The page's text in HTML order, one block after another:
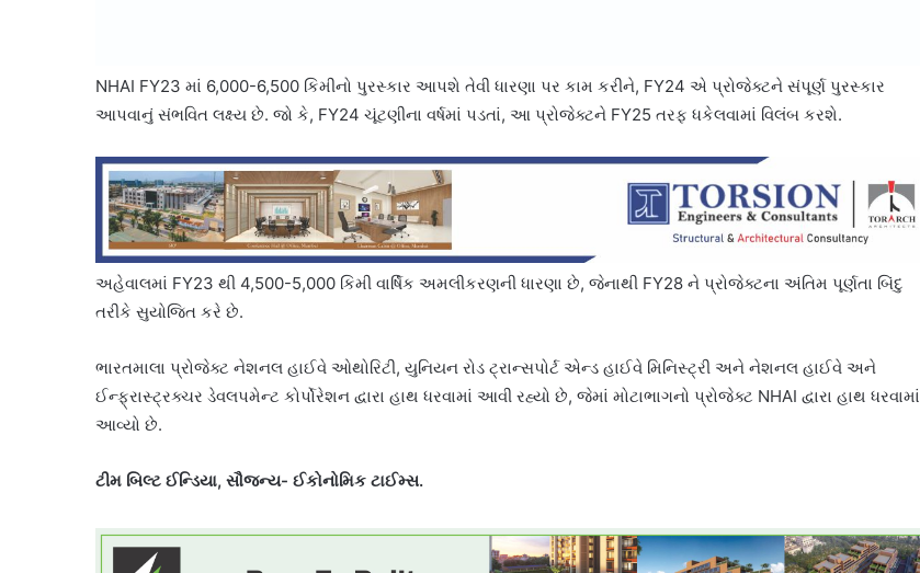
NHAI FY23 માં 6,000-6,500 કિમીનો પુરસ્કાર આપશે તેવી ધારણા પર કામ કરીને, FY24 એ પ્રોજેક્ટને સંપૂર્ણ પુરસ્કાર
આપવાનું સંભવિત લક્ષ્ય છે. જો કે, FY24 ચૂંટણીના વર્ષમાં પડતાં, આ પ્રોજેક્ટને FY25 તરફ ધકેલવામાં વિલંબ કરશે.
અહેવાલમાં FY23 થી 4,500-5,000 કિમી વાર્ષિક અમલીકરણની ધારણા છે, જેનાથી FY28 ને પ્રોજેક્ટના અંતિમ પૂર્ણતા બિંદુ
તરીકે સુયોજિત કરે છે.
ભારતમાલા પ્રોજેક્ટ નેશનલ હાઈવે ઓથોરિટી, યુનિયન રોડ ટ્રાન્સપોર્ટ એન્ડ હાઈવે મિનિસ્ટ્રી અને નેશનલ હાઈવે અને
ઈન્ફ્રાસ્ટ્રક્ચર ડેવલપમેન્ટ કોર્પોરેશન દ્વારા હાથ ધરવામાં આવી રહ્યો છે, જેમાં મોટાભાગનો પ્રોજેક્ટ NHAI દ્વારા હાથ ધરવામાં
આવ્યો છે.
ટીમ બિલ્ટ ઈન્ડિયા, સૌજન્ય- ઈકોનોમિક ટાઈમ્સ.